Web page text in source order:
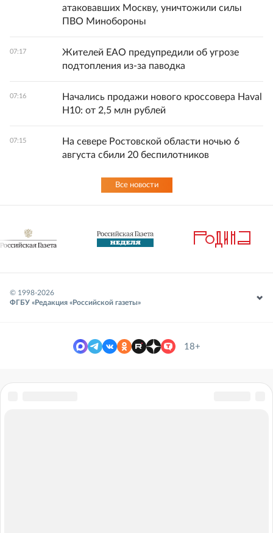
атаковавших Москву, уничтожили силы
ПВО Минобороны
07:17
Жителей ЕАО предупредили об угрозе
подтопления из-за паводка
07:16
Начались продажи нового кроссовера Haval
H10: от 2,5 млн рублей
07:15
На севере Ростовской области ночью 6
августа сбили 20 беспилотников
Все новости
© 1998-2026
ФГБУ «Редакция «Российской газеты»
18+